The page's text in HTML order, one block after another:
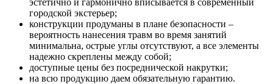
городской экстерьер;
конструкции продуманы в плане безопасности –
вероятность нанесения травм во время занятий
минимальна, острые углы отсутствуют, а все элементы
надежно скреплены между собой;
доступные цены без посреднической накрутки;
на всю продукцию даем обязательную гарантию.